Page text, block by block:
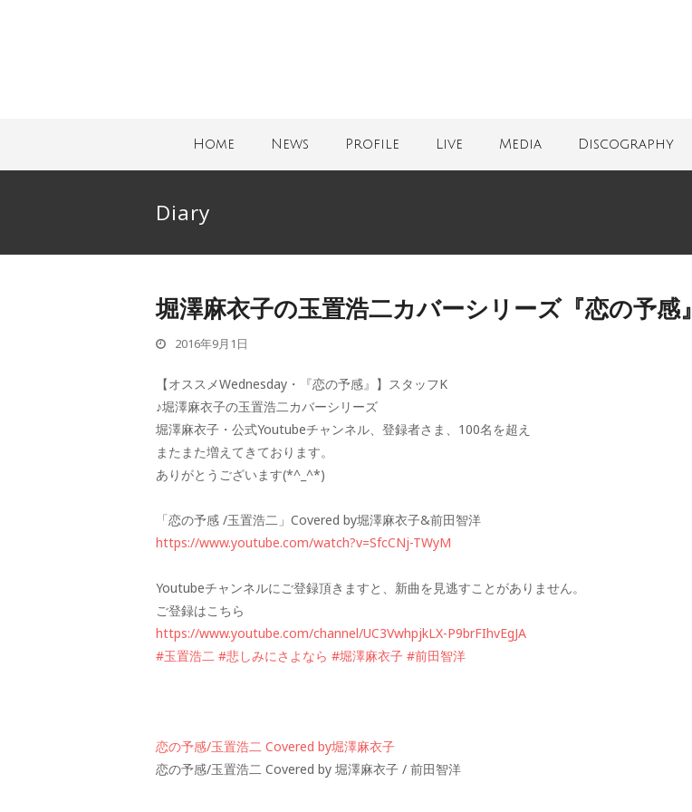
Home News Profile Live Media Discography
Diary
堀澤麻衣子の玉置浩二カバーシリーズ『恋の予感』
2016年9月1日
【オススメWednesday・『恋の予感』】スタッフK
♪堀澤麻衣子の玉置浩二カバーシリーズ
堀澤麻衣子・公式Youtubeチャンネル、登録者さま、100名を超え
またまた増えてきております。
ありがとうございます(*^_^*)
「恋の予感 /玉置浩二」Covered by堀澤麻衣子&前田智洋
https://www.youtube.com/watch?v=SfcCNj-TWyM
Youtubeチャンネルにご登録頂きますと、新曲を見逃すことがありません。
ご登録はこちら
https://www.youtube.com/channel/UC3VwhpjkLX-P9brFIhvEgJA
#玉置浩二 #悲しみにさよなら #堀澤麻衣子 #前田智洋
恋の予感/玉置浩二 Covered by堀澤麻衣子
恋の予感/玉置浩二 Covered by 堀澤麻衣子 / 前田智洋